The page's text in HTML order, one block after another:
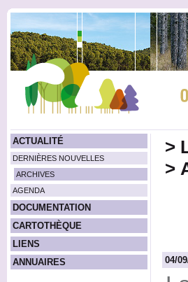
ACTUALITÉ
DERNIÈRES NOUVELLES
ARCHIVES
AGENDA
DOCUMENTATION
CARTOTHÈQUE
LIENS
ANNUAIRES
>
>
04/